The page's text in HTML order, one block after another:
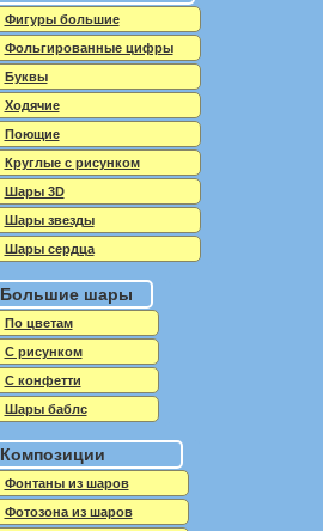
Фигуры большие
Фольгированные цифры
Буквы
Ходячие
Поющие
Круглые с рисунком
Шары 3D
Шары звезды
Шары сердца
Большие шары
По цветам
С рисунком
С конфетти
Шары баблс
Композиции
Фонтаны из шаров
Фотозона из шаров